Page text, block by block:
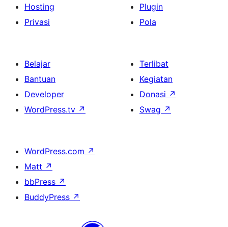
Hosting
Privasi
Plugin
Pola
Belajar
Bantuan
Developer
WordPress.tv ↗
Terlibat
Kegiatan
Donasi ↗
Swag ↗
WordPress.com ↗
Matt ↗
bbPress ↗
BuddyPress ↗